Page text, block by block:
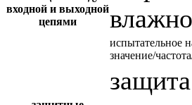
входной и выходной
цепями
испытательное
значение/